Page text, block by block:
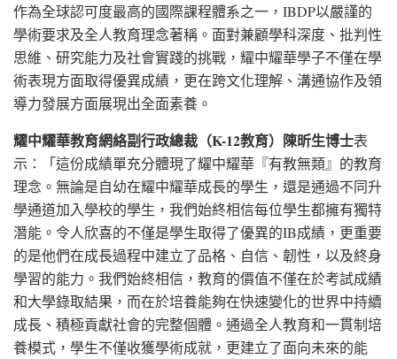
作為全球認可度最高的國際課程體系之一，IBDP以嚴謹的
學術要求及全人教育理念著稱。面對兼顧學科深度、批判性
思維、研究能力及社會實踐的挑戰，耀中耀華學子不僅在學
術表現方面取得優異成績，更在跨文化理解、溝通協作及領
導力發展方面展現出全面素養。
耀中耀華教育網絡副行政總裁（K-12教育）陳昕生博士表
示：「這份成績單充分體現了耀中耀華『有教無類』的教育
理念。無論是自幼在耀中耀華成長的學生，還是通過不同升
學通道加入學校的學生，我們始終相信每位學生都擁有獨特
潛能。令人欣喜的不僅是學生取得了優異的IB成績，更重要
的是他們在成長過程中建立了品格、自信、韌性，以及終身
學習的能力。我們始終相信，教育的價值不僅在於考試成績
和大學錄取結果，而在於培養能夠在快速變化的世界中持續
成長、積極貢獻社會的完整個體。通過全人教育和一貫制培
養模式，學生不僅收獲學術成就，更建立了面向未來的能